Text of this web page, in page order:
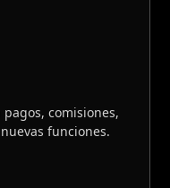
comisiones,
funciones.